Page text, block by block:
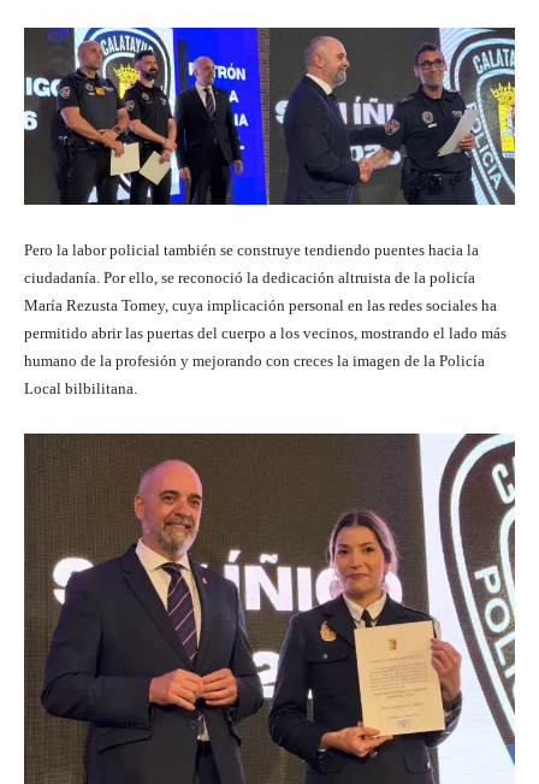
Pero la labor policial también se construye tendiendo puentes hacia la
ciudadanía. Por ello, se reconoció la dedicación altruista de la policía
María Rezusta Tomey, cuya implicación personal en las redes sociales ha
permitido abrir las puertas del cuerpo a los vecinos, mostrando el lado más
humano de la profesión y mejorando con creces la imagen de la Policía
Local bilbilitana.